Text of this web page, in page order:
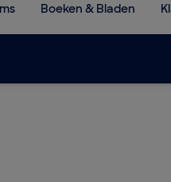
Boeken & Bladen